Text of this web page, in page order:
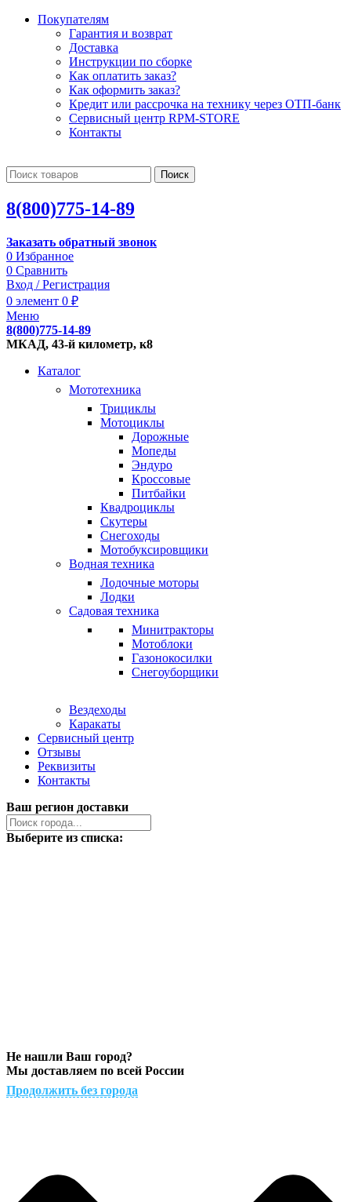
Покупателям
Гарантия и возврат
Доставка
Инструкции по сборке
Как оплатить заказ?
Как оформить заказ?
Кредит или рассрочка на технику через ОТП-банк
Сервисный центр RPM-STORE
Контакты
Поиск
8(800)775-14-89
Заказать обратный звонок
0 Избранное
0 Сравнить
Вход / Регистрация
0 элемент 0 ₽
Меню
8(800)775-14-89
МКАД, 43-й километр, к8
Каталог
Мототехника
Трициклы
Мотоциклы
Дорожные
Мопеды
Эндуро
Кроссовые
Питбайки
Квадроциклы
Скутеры
Снегоходы
Мотобуксировщики
Водная техника
Лодочные моторы
Лодки
Садовая техника
Минитракторы
Мотоблоки
Газонокосилки
Снегоуборщики
Вездеходы
Каракаты
Сервисный центр
Отзывы
Реквизиты
Контакты
Ваш регион доставки
Выберите из списка:
Не нашли Ваш город?
Мы доставляем по всей России
Продолжить без города